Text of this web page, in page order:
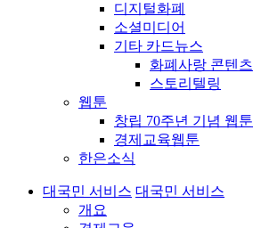
디지털화폐
소셜미디어
기타 카드뉴스
화폐사랑 콘텐츠
스토리텔링
웹툰
창립 70주년 기념 웹툰
경제교육웹툰
한은소식
대국민 서비스 대국민 서비스
개요